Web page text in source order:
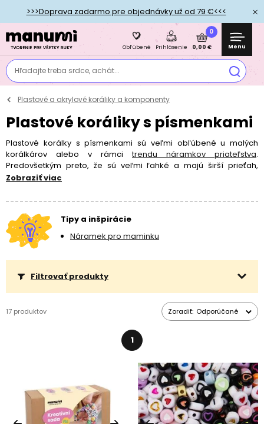
>>>Doprava zadarmo pre objednávky už od 79 €<<<
Hľadajte treba srdce, achát...
Obľúbené Prihlásenie
0
0,00 € Menu
Plastové a akrylové koráliky a komponenty
Plastové koráliky s písmenkami
Plastové korálky s písmenkami sú veľmi obľúbené u malých
korálkárov alebo v rámcitrendu náramkov priateľstva.
Predovšetkým preto, že sú veľmi ľahké a majú širší prieťah,
vďaka ktorému je možné
Korálky s písmenami sú vhodné na tvorbu náramkov či
Zobraziť viac
Tipy a inšpirácie
Náramek pro maminku
Filtrovať produkty
17 produktov Zoradiť: Odporúčané
1